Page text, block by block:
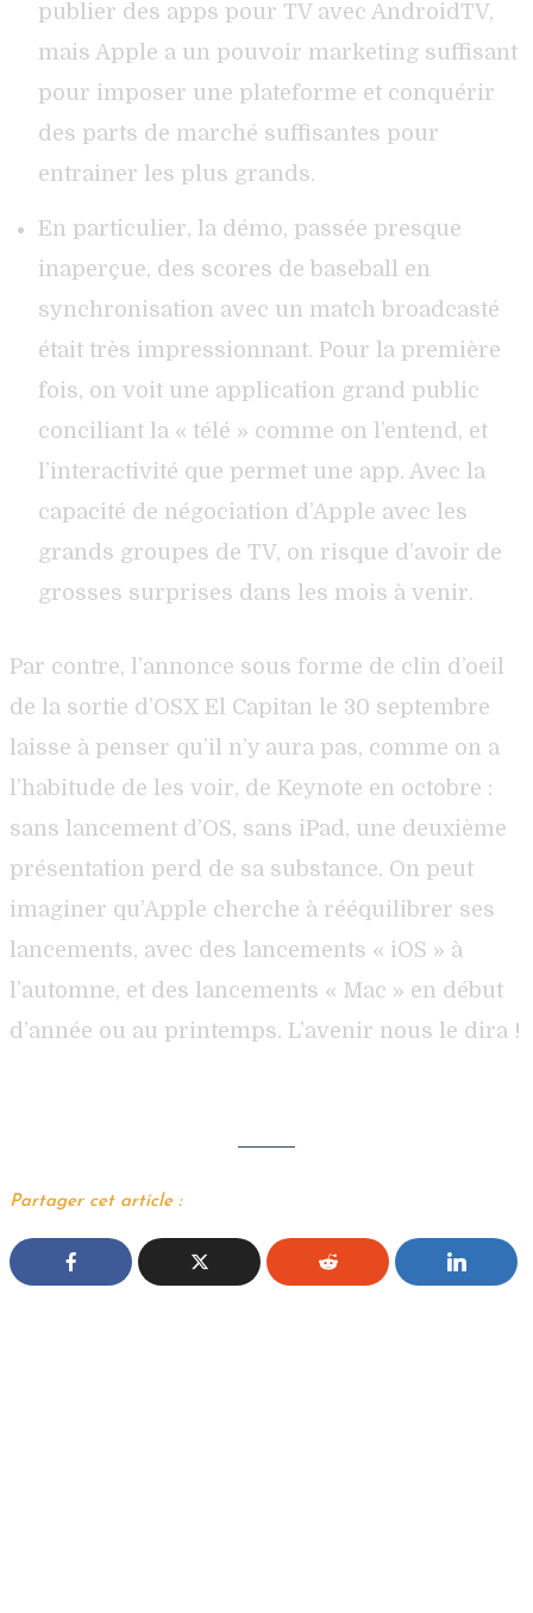
publier des apps pour TV avec AndroidTV,
mais Apple a un pouvoir marketing suffisant
pour imposer une plateforme et conquérir
des parts de marché suffisantes pour
entrainer les plus grands.
En particulier, la démo, passée presque
inaperçue, des scores de baseball en
synchronisation avec un match broadcasté
était très impressionnant. Pour la première
fois, on voit une application grand public
conciliant la « télé » comme on l’entend, et
l’interactivité que permet une app. Avec la
capacité de négociation d’Apple avec les
grands groupes de TV, on risque d’avoir de
grosses surprises dans les mois à venir.
Par contre, l’annonce sous forme de clin d’oeil
de la sortie d’OSX El Capitan le 30 septembre
laisse à penser qu’il n’y aura pas, comme on a
l’habitude de les voir, de Keynote en octobre :
sans lancement d’OS, sans iPad, une deuxième
présentation perd de sa substance. On peut
imaginer qu’Apple cherche à rééquilibrer ses
lancements, avec des lancements « iOS » à
l’automne, et des lancements « Mac » en début
d’année ou au printemps. L’avenir nous le dira !
Partager cet article :